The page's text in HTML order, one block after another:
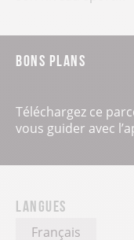
Bons plans
Téléchargez ce
vous guider avec
Langues
Français